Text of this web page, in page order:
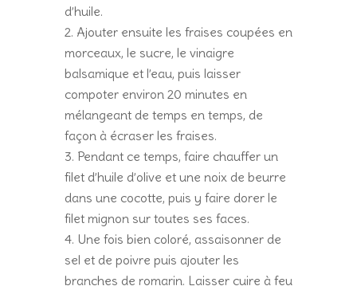
d’huile.
Ajouter ensuite les fraises coupées en
morceaux, le sucre, le vinaigre
balsamique et l’eau, puis laisser
compoter environ 20 minutes en
mélangeant de temps en temps, de
façon à écraser les fraises.
Pendant ce temps, faire chauffer un
filet d’huile d’olive et une noix de beurre
dans une cocotte, puis y faire dorer le
filet mignon sur toutes ses faces.
Une fois bien coloré, assaisonner de
sel et de poivre puis ajouter les
branches de romarin. Laisser cuire à feu